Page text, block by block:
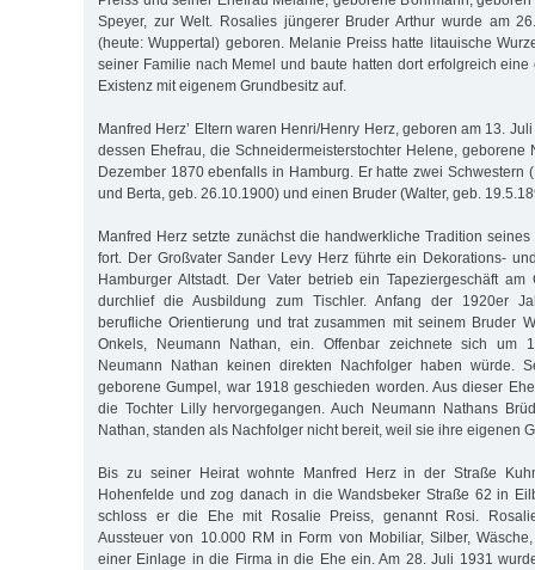
Speyer, zur Welt. Rosalies jüngerer Bruder Arthur wurde am
(heute: Wuppertal) geboren. Melanie Preiss hatte litauische
seiner Familie nach Memel und baute hatten dort erfolgreich
Existenz mit eigenem Grundbesitz auf.
Manfred Herz’ Eltern waren Henri/Henry Herz, geboren am 13.
dessen Ehefrau, die Schneidermeisterstochter Helene, geborene
Dezember 1870 ebenfalls in Hamburg. Er hatte zwei Schwestern
und Berta, geb. 26.10.1900) und einen Bruder (Walter, geb.
Manfred Herz setzte zunächst die handwerkliche Tradition
fort. Der Großvater Sander Levy Herz führte ein Dekorations-
Hamburger Altstadt. Der Vater betrieb ein Tapeziergeschäft am
durchlief die Ausbildung zum Tischler. Anfang der 1920er
berufliche Orientierung und trat zusammen mit seinem Bruder
Onkels, Neumann Nathan, ein. Offenbar zeichnete sich um
Neumann Nathan keinen direkten Nachfolger haben würde.
geborene Gumpel, war 1918 geschieden worden. Aus dieser
die Tochter Lilly hervorgegangen. Auch Neumann Nathans
Nathan, standen als Nachfolger nicht bereit, weil sie ihre eigenen
Bis zu seiner Heirat wohnte Manfred Herz in der Straße
Hohenfelde und zog danach in die Wandsbeker Straße 62 in
schloss er die Ehe mit Rosalie Preiss, genannt Rosi.
Aussteuer von 10.000 RM in Form von Mobiliar, Silber,
einer Einlage in die Firma in die Ehe ein. Am 28. Juli 1931